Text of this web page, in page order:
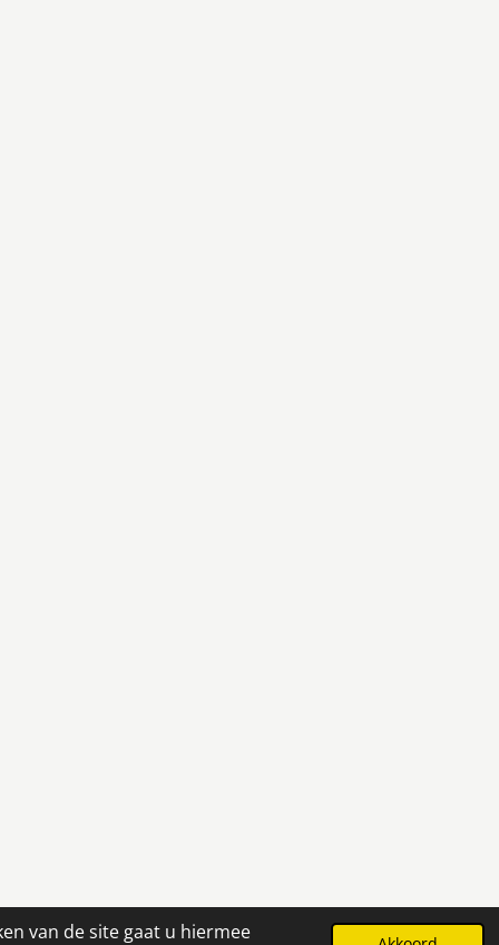
van de site gaat u hiermee
Powered byJouwWeb